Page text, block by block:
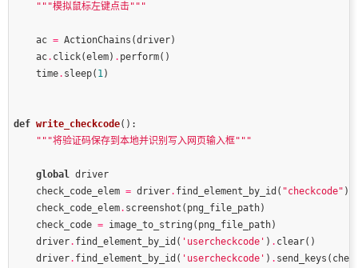
"""模拟鼠标左键点击"""
    ac
=
    ac
. click(elem) .
    time
. sleep( 1
def write_checkcode() :
"""将验证码保存到本地并识别写入网页输入框"""
global
    check_code_elem
= driver. find_element_by_id( "checkcode"
    check_code_elem
.
    check_code
=
    driver
. find_element_by_id( 'usercheckcode' ) .
    driver
. find_element_by_id( 'usercheckcode' ) .